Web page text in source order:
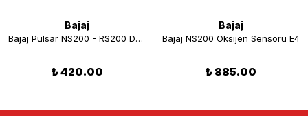
Bajaj
Bajaj Pulsar NS200 - RS200 Debriyaj Göbeği Seti
₺ 420.00
Bajaj
Bajaj NS200 Oksijen Sensörü E4
₺ 885.00